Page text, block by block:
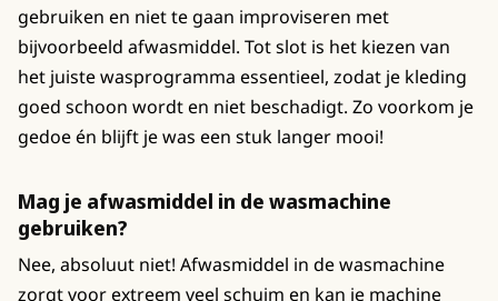
gebruiken en niet te gaan improviseren met
bijvoorbeeld afwasmiddel. Tot slot is het kiezen van
het juiste wasprogramma essentieel, zodat je kleding
goed schoon wordt en niet beschadigt. Zo voorkom je
gedoe én blijft je was een stuk langer mooi!
Mag je afwasmiddel in de wasmachine
gebruiken?
Nee, absoluut niet! Afwasmiddel in de wasmachine
zorgt voor extreem veel schuim en kan je machine